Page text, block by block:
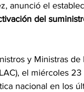
anunció el
del
y Ministras
el miércoles
nacional en los